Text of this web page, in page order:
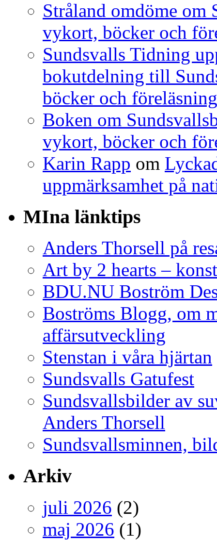
Stråland omdöme
vykort, böcker och
Sundsvalls Tidning
bokutdelning till
böcker och
Boken om
vykort, böcker och
Karin Rapp om
uppmärksamhet på
MIna länktips
Anders Thorsell på
Art by 2 hearts –
BDU.NU Boström
Boströms Blogg, om
affärsutveckling
Stenstan i våra hjärtan
Sundsvalls Gatufest
Sundsvallsbilder av
Anders Thorsell
Sundsvallsminnen,
Arkiv
juli 2026 (2)
maj 2026 (1)